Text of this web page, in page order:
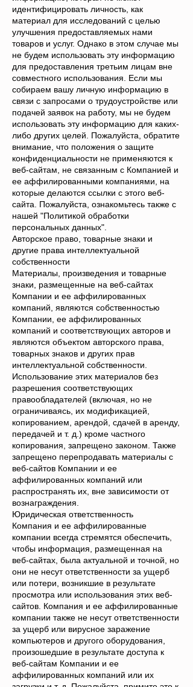
идентифицировать личность, как
материал для исследований с целью
улучшения предоставляемых нами
товаров и услуг. Однако в этом случае мы
не будем использовать эту информацию
для предоставления третьим лицам вне
совместного использования. Если мы
собираем вашу личную информацию в
связи с запросами о трудоустройстве или
подачей заявок на работу, мы не будем
использовать эту информацию для каких-
либо других целей. Пожалуйста, обратите
внимание, что положения о защите
конфиденциальности не применяются к
веб-сайтам, не связанным с Компанией и
ее аффилированными компаниями, на
которые делаются ссылки с этого веб-
сайта. Пожалуйста, ознакомьтесь также с
нашей "Политикой обработки
персональных данных".
Авторское право, товарные знаки и
другие права интеллектуальной
собственности
Материалы, произведения и товарные
знаки, размещенные на веб-сайтах
Компании и ее аффилированных
компаний, являются собственностью
Компании, ее аффилированных
компаний и соответствующих авторов и
являются объектом авторского права,
товарных знаков и других прав
интеллектуальной собственности.
Использование этих материалов без
разрешения соответствующих
правообладателей (включая, но не
ограничиваясь, их модификацией,
копированием, арендой, сдачей в аренду,
передачей и т. д.) кроме частного
копирования, запрещено законом. Также
запрещено перепродавать материалы с
веб-сайтов Компании и ее
аффилированных компаний или
распространять их, вне зависимости от
вознаграждения.
Юридическая ответственность
Компания и ее аффилированные
компании всегда стремятся обеспечить,
чтобы информация, размещенная на
веб-сайтах, была актуальной и точной, но
они не несут ответственности за ущерб
или потери, возникшие в результате
просмотра или использования этих веб-
сайтов. Компания и ее аффилированные
компании также не несут ответственности
за ущерб или вирусное заражение
компьютеров и другого оборудования,
произошедшие в результате доступа к
веб-сайтам Компании и ее
аффилированных компаний или их